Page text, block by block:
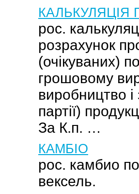
КАЛЬКУЛЯЦІЯ
рос.
розрахунок
(очікуваних)
грошовому
виробництво
партії)
За К.п. …
КАМБІО
рос. камбио
вексель.